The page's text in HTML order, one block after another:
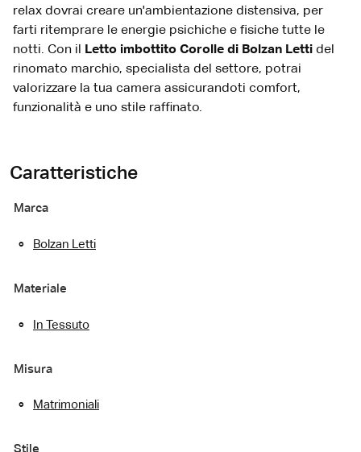
relax dovrai creare un'ambientazione distensiva, per
farti ritemprare le energie psichiche e fisiche tutte le
notti. Con il Letto imbottito Corolle di Bolzan Letti del
rinomato marchio, specialista del settore, potrai
valorizzare la tua camera assicurandoti comfort,
funzionalità e uno stile raffinato.
Caratteristiche
Marca
Bolzan Letti
Materiale
In Tessuto
Misura
Matrimoniali
Stile